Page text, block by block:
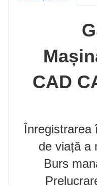
CAD
Înregistrarea
de viață a
Burs